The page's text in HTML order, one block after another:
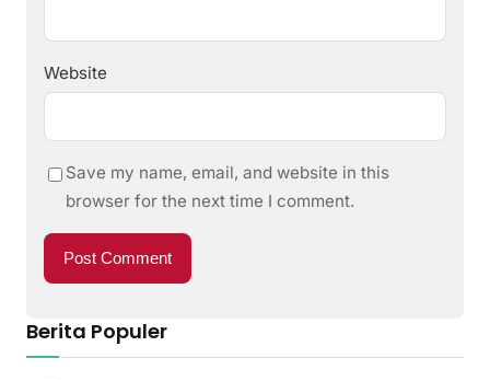
Website
Save my name, email, and website in this
browser for the next time I comment.
Berita Populer